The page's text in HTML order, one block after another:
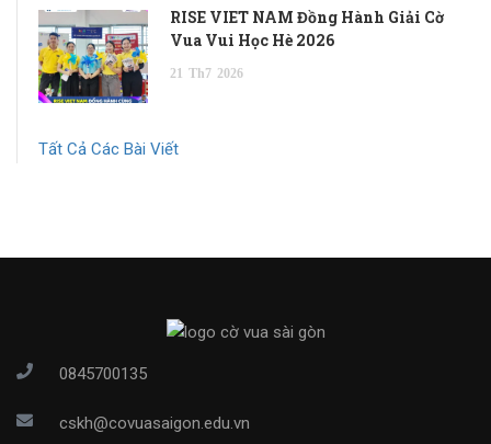
RISE VIET NAM Đồng Hành Giải Cờ
Vua Vui Học Hè 2026
21 Th7 2026
Tất Cả Các Bài Viết
0845700135
cskh@covuasaigon.edu.vn